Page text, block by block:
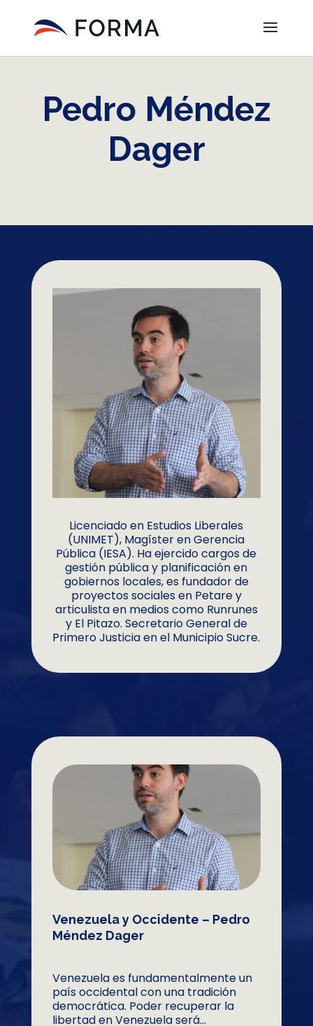
Pedro Méndez
Dager
Licenciado en Estudios Liberales
(UNIMET), Magíster en Gerencia
Pública (IESA). Ha ejercido cargos de
gestión pública y planificación en
gobiernos locales, es fundador de
proyectos sociales en Petare y
articulista en medios como Runrunes
y El Pitazo. Secretario General de
Primero Justicia en el Municipio Sucre.
Venezuela y Occidente – Pedro
Méndez Dager
Venezuela es fundamentalmente un
país occidental con una tradición
democrática. Poder recuperar la
libertad en Venezuela será...